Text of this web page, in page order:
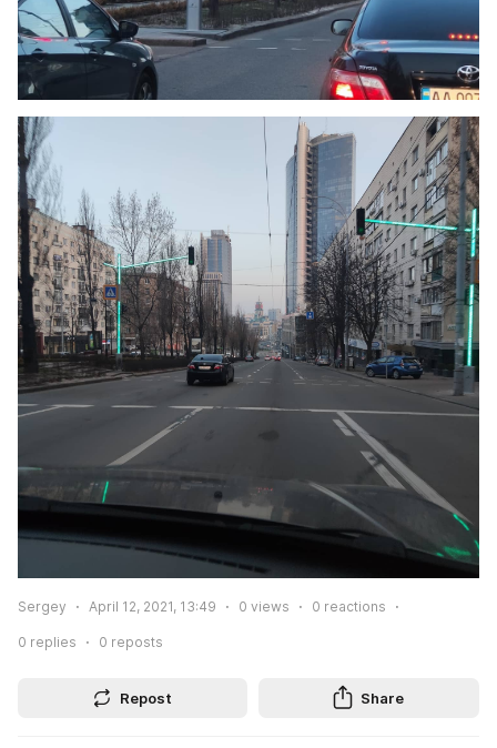
Sergey April 12, 2021, 13:49 0 views 0 reactions
0 replies 0 reposts
Repost Share